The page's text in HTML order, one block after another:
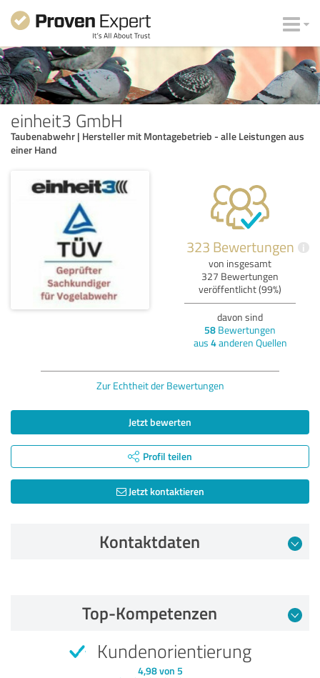
einheit3 GmbH
Taubenabwehr | Hersteller mit Montagebetrieb - alle Leistungen aus
einer Hand
323 Bewertungen i
von insgesamt
327 Bewertungen
veröffentlicht (99%)
davon sind
58 Bewertungen
aus 4anderen Quellen
Zur Echtheit der Bewertungen
Jetzt bewerten
Profil teilen
Jetzt kontaktieren
Kontaktdaten
Empfehlung
Top-Kompetenzen
Kundenorientierung
4,98 von 5